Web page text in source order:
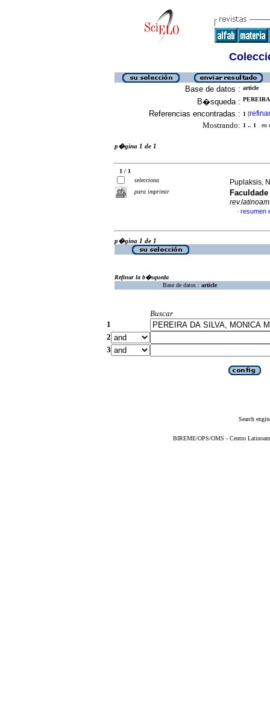
Base de datos : article
B�squeda :
Referencias encontradas : 1 [refinar
Mostrando: 1 .. 1 en
p�gina 1 de 1
1 / 1
selecciona
para imprimir
Puplaksis,
· resumen
p�gina 1 de 1
Refinar la b�squeda
Base de datos : article
Buscar
1
2
3
Search
BIREME/OPS/OMS - Centro